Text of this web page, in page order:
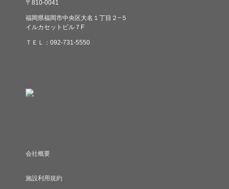
〒810-0041
福岡県福岡市中央区大名１丁目２−５
イルカセットビル７F
ＴＥＬ：092-731-5550
会社概要
施設利用規約